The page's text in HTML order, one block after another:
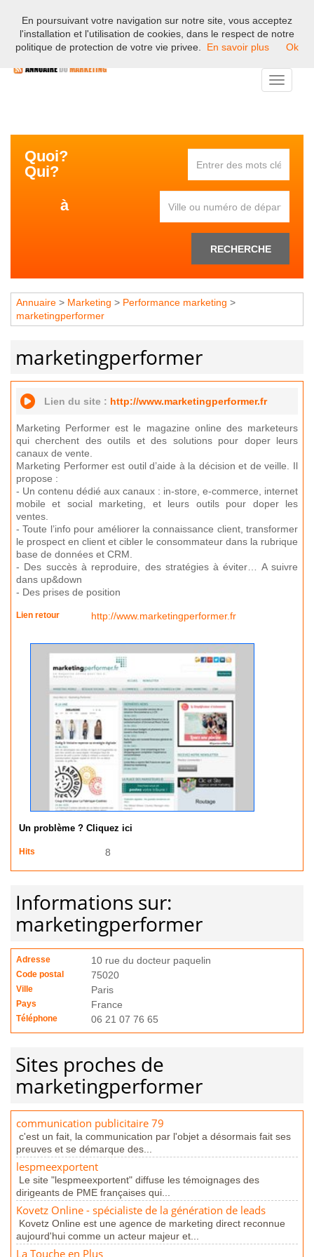
Bienvenue sur l'annuaire professionnel du marketing et de la
communication en France.
Toggle
Quoi?
Qui?
à
RECHERCHE
Annuaire > Marketing > Performance marketing >
marketingperformer
marketingperformer
Lien du site : http://www.marketingperformer.fr
Marketing Performer est le magazine online des marketeurs
qui cherchent des outils et des solutions pour doper leurs
canaux de vente.
Marketing Performer est outil d’aide à la décision et de veille. Il
propose :
- Un contenu dédié aux canaux : in-store, e-commerce, internet
mobile et social marketing, et leurs outils pour doper les
ventes.
- Toute l’info pour améliorer la connaissance client, transformer
le prospect en client et cibler le consommateur dans la rubrique
base de données et CRM.
- Des succès à reproduire, des stratégies à éviter… A suivre
dans up&down
- Des prises de position
Lien retour http://www.marketingperformer.fr
Un problème ? Cliquez ici
Hits 8
Informations sur:
marketingperformer
Adresse 10 rue du docteur paquelin
Code postal 75020
Ville Paris
Pays France
Téléphone 06 21 07 76 65
Sites proches de
marketingperformer
communication publicitaire 79
c'est un fait, la communication par l'objet a désormais fait ses
preuves et se démarque des...
lespmeexportent
Le site "lespmeexportent" diffuse les témoignages des
dirigeants de PME françaises qui...
Kovetz Online - spécialiste de la génération de leads
Kovetz Online est une agence de marketing direct reconnue
aujourd'hui comme un acteur majeur et...
La Touche en Plus
En poursuivant votre navigation sur notre site, vous acceptez
l'installation et l'utilisation de cookies, dans le respect de notre
politique de protection de votre vie privee.
En savoir plus Ok